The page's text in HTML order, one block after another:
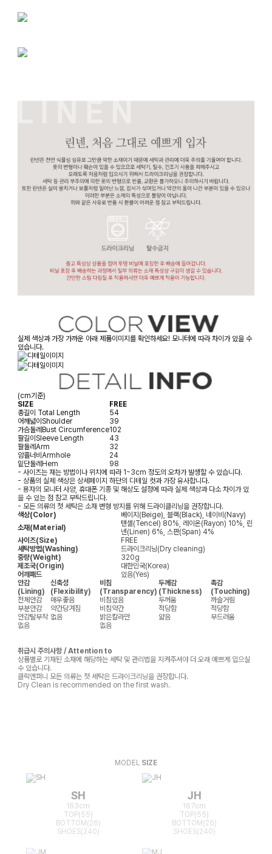
실제 색상과 가장 가까운 아래 제품이미지를 확인하세요! 모니터에 따라 차이가 있을 수
있습니다.
(cm기준)
SIZE
FREE
총길이 Total Length
54
어깨넓이 Shoulder
39
가슴둘레 Bust Circumference102
팔길이 Sleeve Length
43
팔둘레 Arm
32
암홀너비 Armhole
24
밑단둘레 Hem
98
- 사이즈는 재는 방법이나 위치에 따라 1~3cm 정도의 오차가 발생할 수 있습니다.
- 상품의 실제 색상은 상세페이지 하단의 디테일 컷과 가장 유사합니다.
- 용자의 모니터 사양, 휴대폰 기종 및 해상도 설정에 따라 실제 색상과 다소 차이가 있
을 수 있는 점 참고 부탁드립니다.
- 모든 의류의 첫 세탁은 소재 변형 방지를 위해 드라이클리닝을 권장합니다.
색상(Color)
베이지(Beige), 블랙(Black), 네이비(Navy)
소재(Material)
텐셀(Tencel) 80%, 레이온(Rayon) 10%, 린
넨(Linen) 6%, 스판(Span) 4%
사이즈(Size)
FREE
세탁방법(Washing)
드라이크리닝(Dry cleaning)
중량(Weight)
320g
제조국(Origin)
대한민국(Korea)
어깨패드
있음(Yes)
안감
(Lining)
신축성
(Flexibility)
비침
(Transparency)
두께감
(Thickness)
촉감
(Touching)
전체안감
매우좋음 비침있음 두꺼움
까슬거림
부분안감
약간당겨짐 비침약간 적당함
적당함
안감탈부착 없음 밝은칼라만 얇음
부드러움
없음
없음
취급시 주의사항 / Attention to
상품별로 기재된 소재에 해당하는 세탁 및 관리법을 지켜주셔야 더 오래 예쁘게 입으실
수 있습니다.
클릭앤퍼니 모든 의류는 첫 세탁은 드라이크리닝을 권장합니다.
Dry Clean is recommended on the first wash.
MODEL SIZE
SH
163cm
TOP(55)
BOTTOM(26)
SHOES(240)
JH
167cm
TOP(55)
BOTTOM(26)
SHOES(240)